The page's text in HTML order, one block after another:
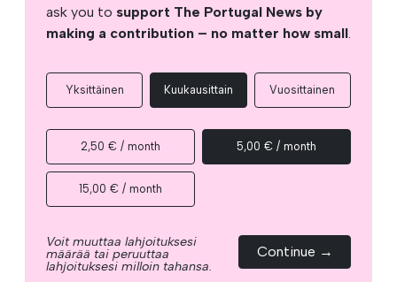
ask you to support The Portugal News by
making a contribution – no matter how small.
Yksittäinen Kuukausittain Vuosittainen
2,50 € / month 5,00 € / month
15,00 € / month
Voit muuttaa lahjoituksesi
määrää tai peruuttaa
lahjoituksesi milloin tahansa.
Continue →